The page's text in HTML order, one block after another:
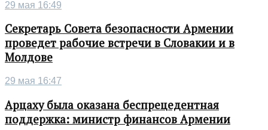
29 мая 16:49
Секретарь Совета безопасности Армении
проведет рабочие встречи в Словакии и в
Молдове
29 мая 16:47
Арцаху была оказана беспрецедентная
поддержка: министр финансов Армении